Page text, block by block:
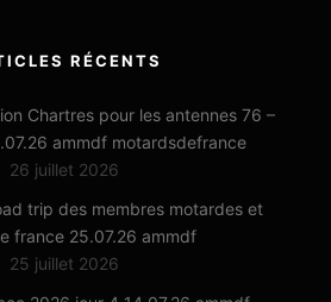
RÉCENTS
Chartres pour les antennes 76 –
ammdf motardsdefrance
26 juillet 2026
trip des membres motardes et
france 25.07.26 ammdf
25 juillet 2026